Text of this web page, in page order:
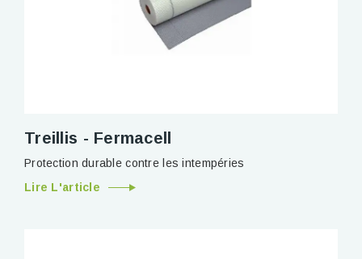
Treillis - Fermacell
Protection durable contre les intempéries
Lire L'article